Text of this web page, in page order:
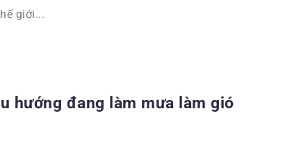
giới...
hướng đang làm mưa làm gió